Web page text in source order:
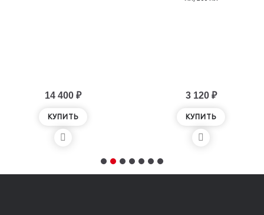
14 400 ₽
КУПИТЬ
3 120 ₽
КУПИТЬ